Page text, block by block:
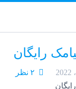
رایگان
۲ نظر